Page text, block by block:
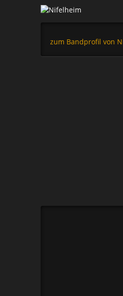
zum Bandprofil von